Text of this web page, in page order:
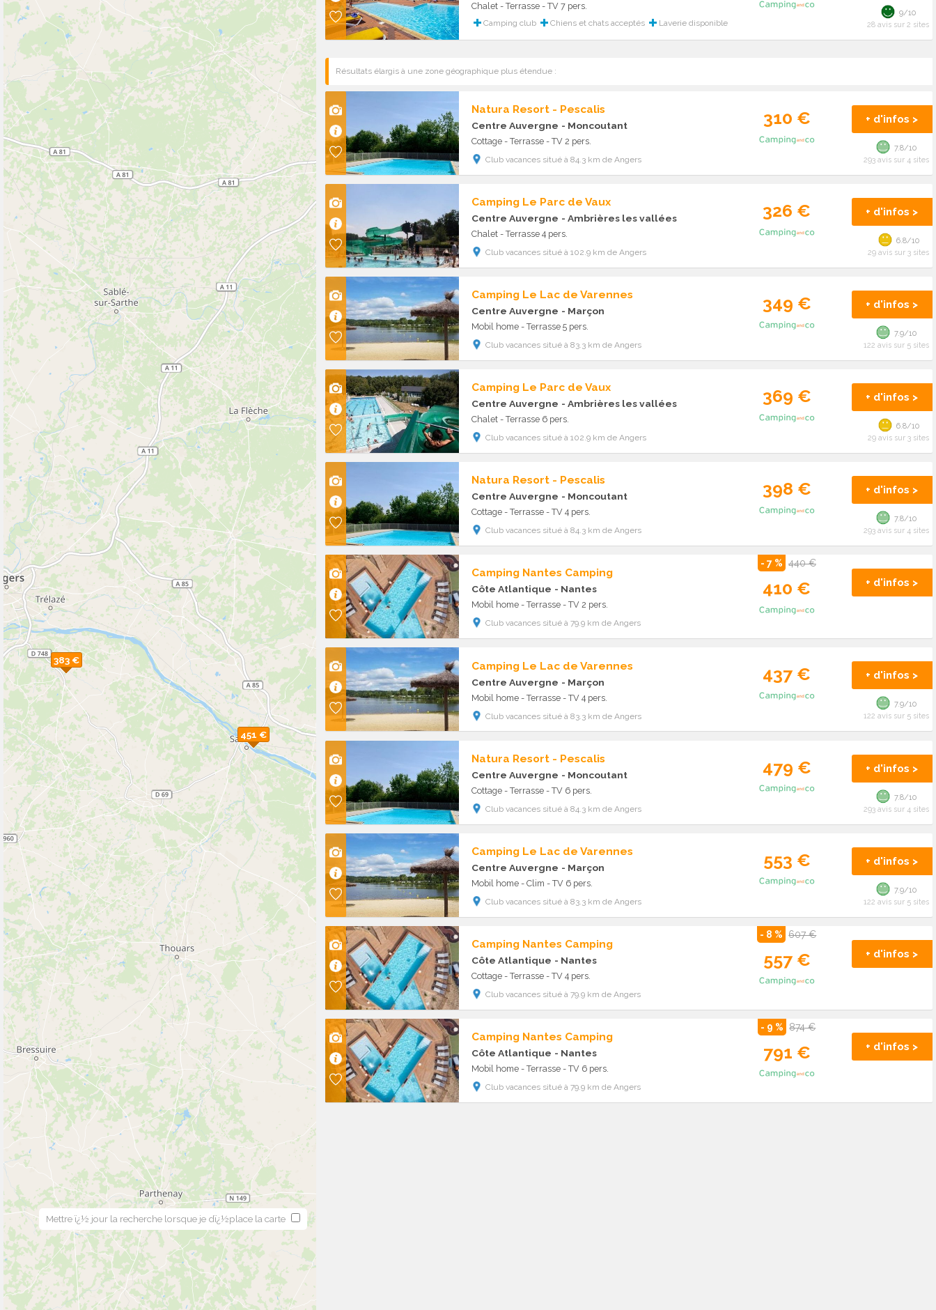
383 €
451 €
Mettre ï¿½ jour la recherche lorsque je dï¿½place la carte
Chalet - Terrasse - TV 7 pers.
Camping club Chiens et chats acceptés Laverie disponible
9/10
28 avis sur 2 sites
Résultats élargis à une zone géographique plus étendue :
Natura Resort - Pescalis
Centre Auvergne - Moncoutant
Cottage - Terrasse - TV 2 pers.
Club vacances situé à 84.3 km de Angers
310 € + d'infos >
7.8/10
293 avis sur 4 sites
Camping Le Parc de Vaux
Centre Auvergne - Ambrières les vallées
Chalet - Terrasse 4 pers.
Club vacances situé à 102.9 km de Angers
326 € + d'infos >
6.8/10
29 avis sur 3 sites
Camping Le Lac de Varennes
Centre Auvergne - Marçon
Mobil home - Terrasse 5 pers.
Club vacances situé à 83.3 km de Angers
349 € + d'infos >
7.9/10
122 avis sur 5 sites
Camping Le Parc de Vaux
Centre Auvergne - Ambrières les vallées
Chalet - Terrasse 6 pers.
Club vacances situé à 102.9 km de Angers
369 € + d'infos >
6.8/10
29 avis sur 3 sites
Natura Resort - Pescalis
Centre Auvergne - Moncoutant
Cottage - Terrasse - TV 4 pers.
Club vacances situé à 84.3 km de Angers
398 € + d'infos >
7.8/10
293 avis sur 4 sites
Camping Nantes Camping
Côte Atlantique - Nantes
Mobil home - Terrasse - TV 2 pers.
Club vacances situé à 79.9 km de Angers
- 7 % 440 €
410 € + d'infos >
Camping Le Lac de Varennes
Centre Auvergne - Marçon
Mobil home - Terrasse - TV 4 pers.
Club vacances situé à 83.3 km de Angers
437 € + d'infos >
7.9/10
122 avis sur 5 sites
Natura Resort - Pescalis
Centre Auvergne - Moncoutant
Cottage - Terrasse - TV 6 pers.
Club vacances situé à 84.3 km de Angers
479 € + d'infos >
7.8/10
293 avis sur 4 sites
Camping Le Lac de Varennes
Centre Auvergne - Marçon
Mobil home - Clim - TV 6 pers.
Club vacances situé à 83.3 km de Angers
553 € + d'infos >
7.9/10
122 avis sur 5 sites
Camping Nantes Camping
Côte Atlantique - Nantes
Cottage - Terrasse - TV 4 pers.
Club vacances situé à 79.9 km de Angers
- 8 % 607 €
557 € + d'infos >
Camping Nantes Camping
Côte Atlantique - Nantes
Mobil home - Terrasse - TV 6 pers.
Club vacances situé à 79.9 km de Angers
- 9 % 874 €
791 € + d'infos >